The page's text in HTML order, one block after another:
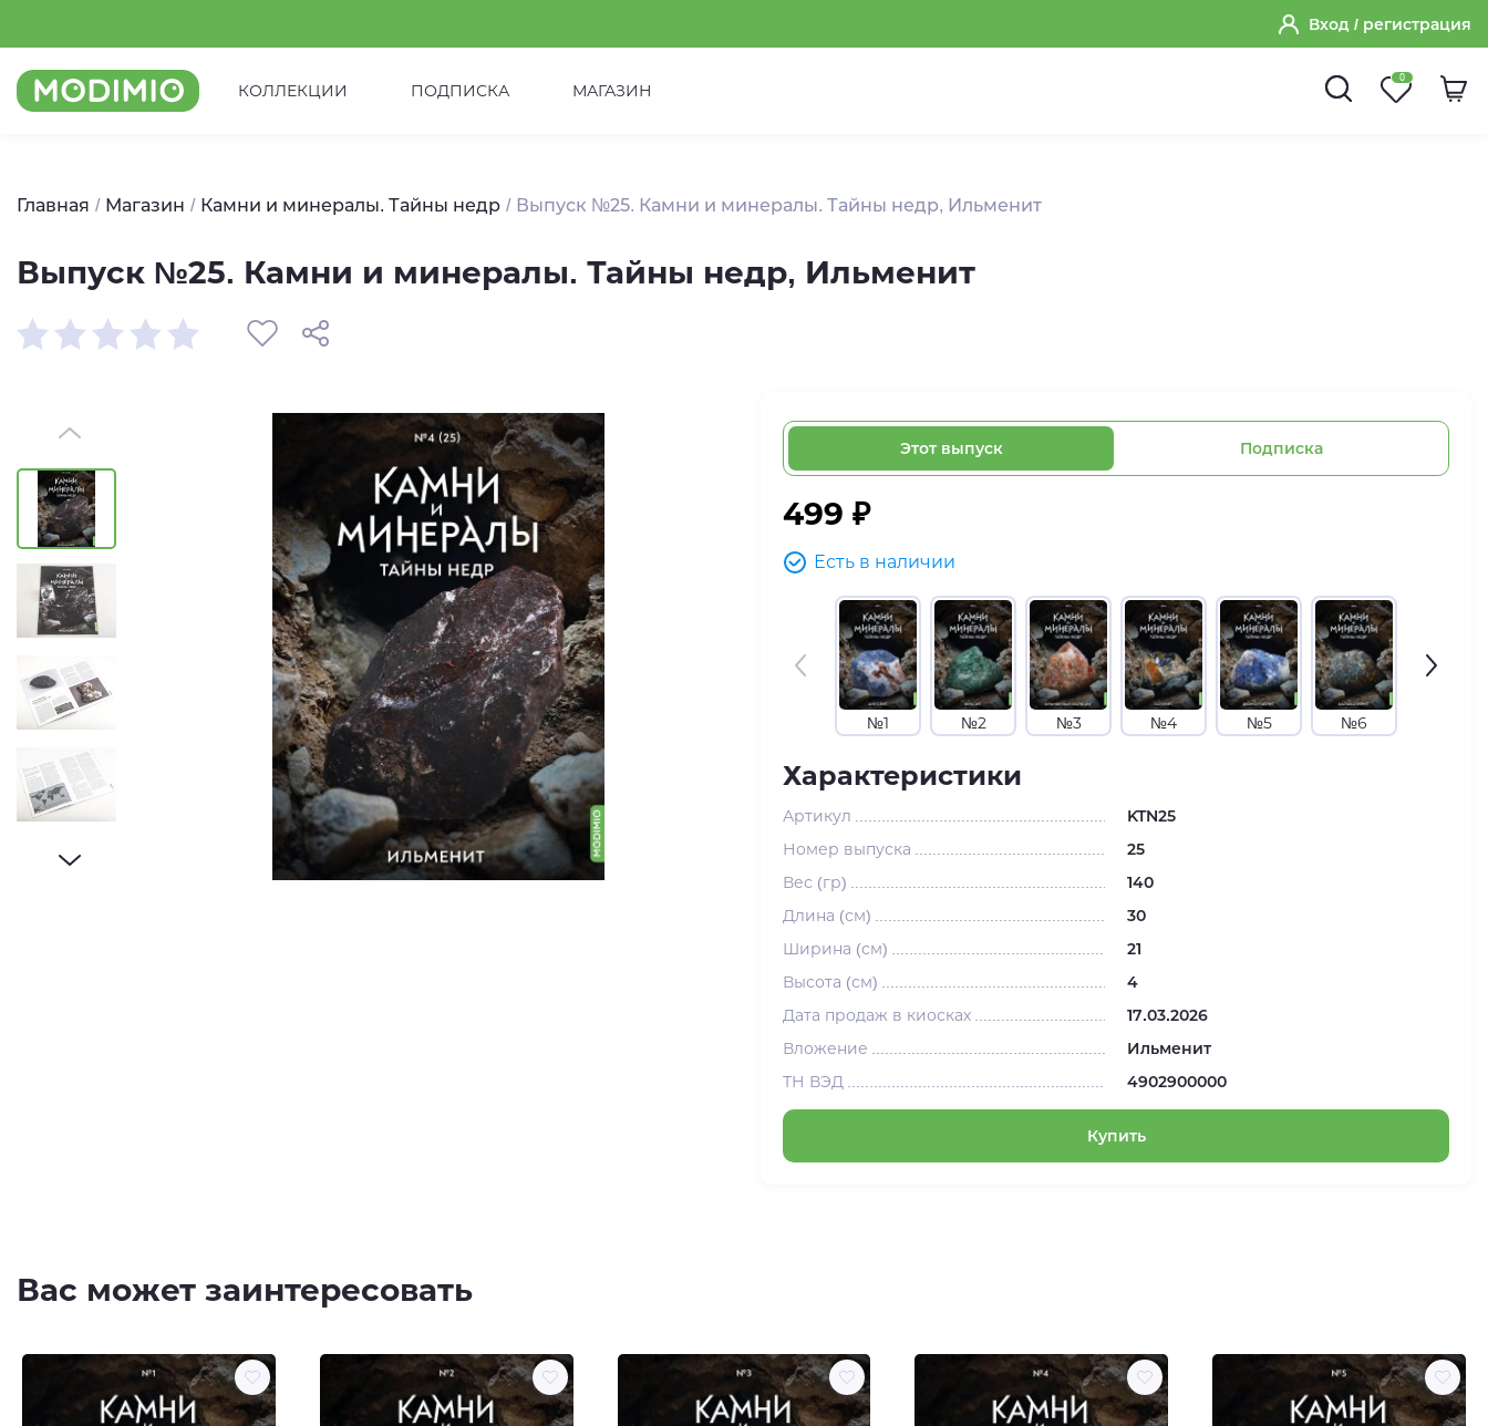
Вход / регистрация
КОЛЛЕКЦИИ ПОДПИСКА МАГАЗИН
0
Главная Магазин Камни и минералы. Тайны недр Выпуск №25. Камни и минералы. Тайны недр, Ильменит
Выпуск №25. Камни и минералы. Тайны недр, Ильменит
Этот выпуск Подписка
499 ₽
Есть в наличии
№1 №2 №3 №4 №5 №6
Характеристики
Артикул
KTN25
Номер выпуска
25
Вес (гр)
140
Длина (см)
30
Ширина (см)
21
Высота (см)
4
Дата продаж в киосках
17.03.2026
Вложение
Ильменит
ТН ВЭД
4902900000
Купить
Вас может заинтересовать